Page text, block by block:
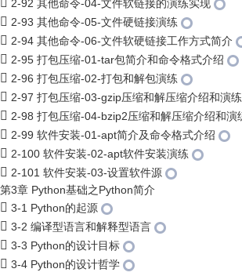
2-92 其他命令-04-文件软链接的演练实现
2-93 其他命令-05-文件硬链接演练
2-94 其他命令-06-文件软硬链接工作方式简介
2-95 打包压缩-01-tar包简介和命令格式介绍
2-96 打包压缩-02-打包和解包演练
2-97 打包压缩-03-gzip压缩和解压缩介绍和演练
2-98 打包压缩-04-bzip2压缩和解压缩介绍和演
2-99 软件安装-01-apt简介及命令格式介绍
2-100 软件安装-02-apt软件安装演练
2-101 软件安装-03-设置软件源
第3章 Python基础之Python简介
3-1 Python的起源
3-2 编译型语言和解释型语言
3-3 Python的设计目标
3-4 Python的设计哲学